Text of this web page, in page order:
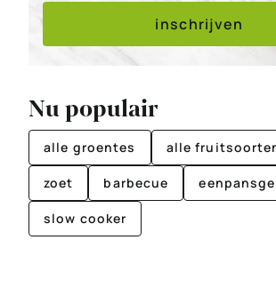
inschrijven
Nu populair
alle groentes alle
zoet barbecue
slow cooker